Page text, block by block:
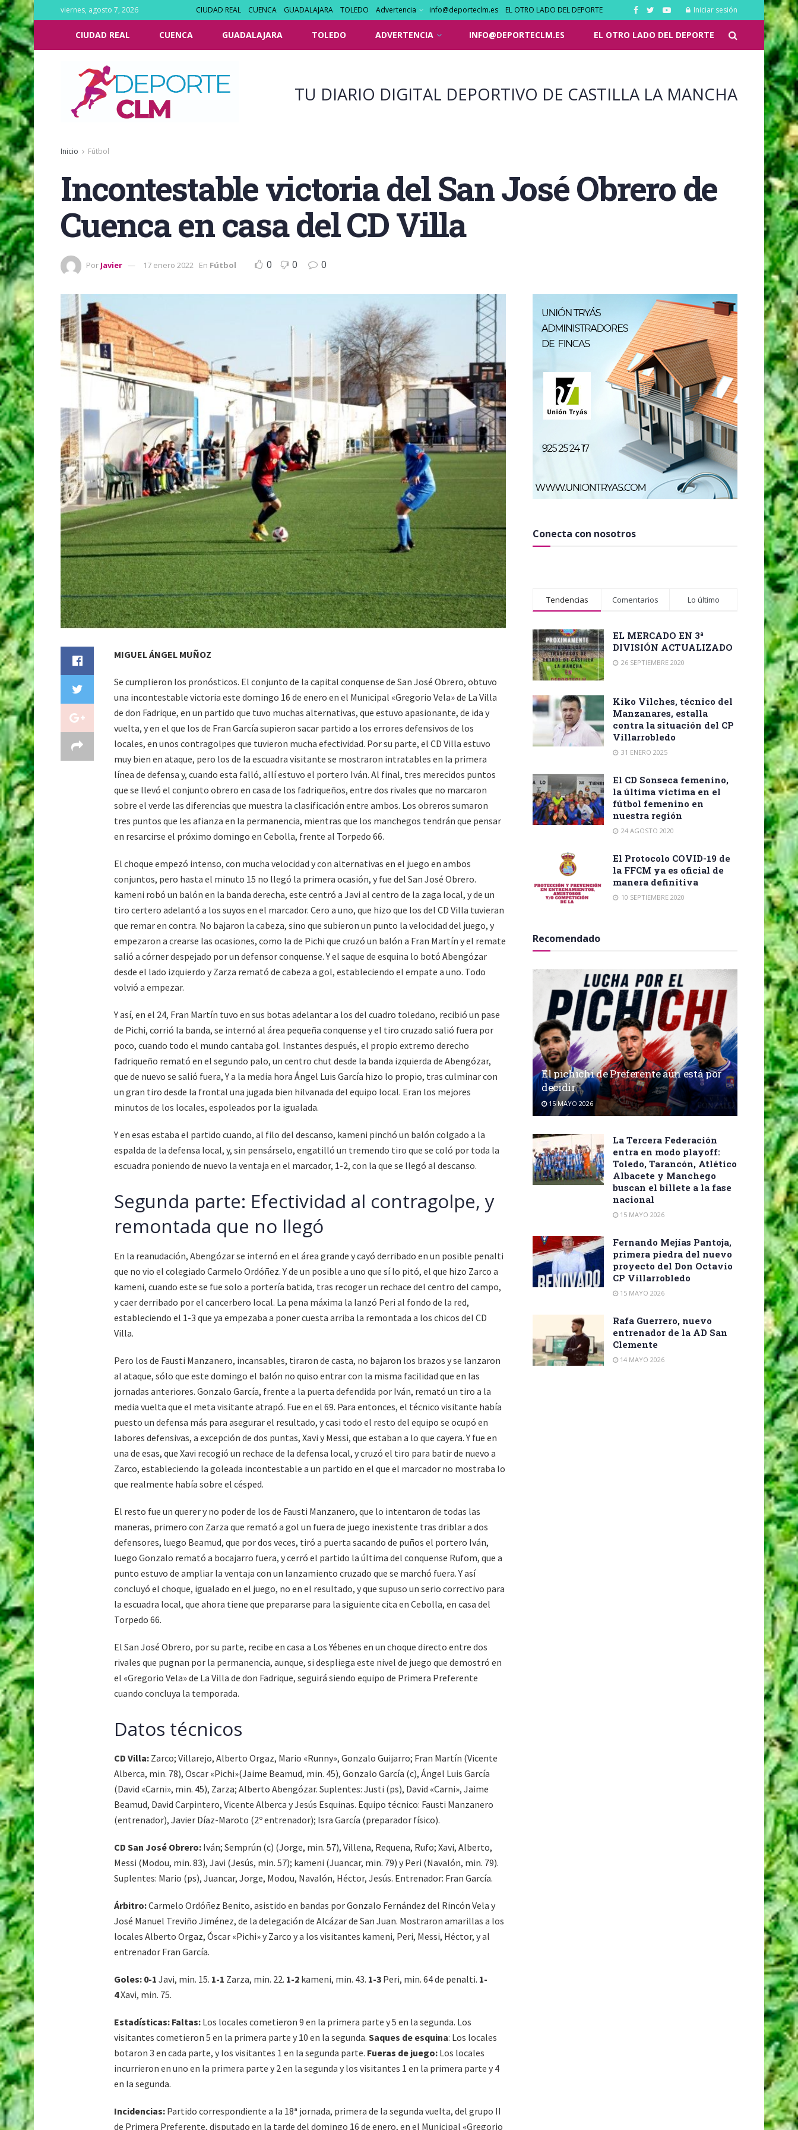
viernes, agosto 7, 2026 CIUDAD REAL CUENCA GUADALAJARA TOLEDO Advertencia info@deporteclm.es EL OTRO LADO DEL DEPORTE Iniciar sesión
CIUDAD REAL CUENCA GUADALAJARA TOLEDO ADVERTENCIA INFO@DEPORTECLM.ES EL OTRO LADO DEL DEPORTE
TU DIARIO DIGITAL DEPORTIVO DE CASTILLA LA MANCHA
Inicio Fútbol
Incontestable victoria del San José Obrero de
Cuenca en casa del CD Villa
Por Javier 17 enero 2022 En Fútbol 0 0 0
MIGUEL ÁNGEL MUÑOZ
Se cumplieron los pronósticos. El conjunto de la capital conquense de San José Obrero, obtuvo
una incontestable victoria este domingo 16 de enero en el Municipal «Gregorio Vela» de La Villa
de don Fadrique, en un partido que tuvo muchas alternativas, que estuvo apasionante, de ida y
vuelta, y en el que los de Fran García supieron sacar partido a los errores defensivos de los
locales, en unos contragolpes que tuvieron mucha efectividad. Por su parte, el CD Villa estuvo
muy bien en ataque, pero los de la escuadra visitante se mostraron intratables en la primera
línea de defensa y, cuando esta falló, allí estuvo el portero Iván. Al final, tres merecidos puntos
que se llevó el conjunto obrero en casa de los fadriqueños, entre dos rivales que no marcaron
sobre el verde las diferencias que muestra la clasificación entre ambos. Los obreros sumaron
tres puntos que les afianza en la permanencia, mientras que los manchegos tendrán que pensar
en resarcirse el próximo domingo en Cebolla, frente al Torpedo 66.
El choque empezó intenso, con mucha velocidad y con alternativas en el juego en ambos
conjuntos, pero hasta el minuto 15 no llegó la primera ocasión, y fue del San José Obrero.
kameni robó un balón en la banda derecha, este centró a Javi al centro de la zaga local, y de un
tiro certero adelantó a los suyos en el marcador. Cero a uno, que hizo que los del CD Villa tuvieran
que remar en contra. No bajaron la cabeza, sino que subieron un punto la velocidad del juego, y
empezaron a crearse las ocasiones, como la de Pichi que cruzó un balón a Fran Martín y el remate
salió a córner despejado por un defensor conquense. Y el saque de esquina lo botó Abengózar
desde el lado izquierdo y Zarza remató de cabeza a gol, estableciendo el empate a uno. Todo
volvió a empezar.
Y así, en el 24, Fran Martín tuvo en sus botas adelantar a los del cuadro toledano, recibió un pase
de Pichi, corrió la banda, se internó al área pequeña conquense y el tiro cruzado salió fuera por
poco, cuando todo el mundo cantaba gol. Instantes después, el propio extremo derecho
fadriqueño remató en el segundo palo, un centro chut desde la banda izquierda de Abengózar,
que de nuevo se salió fuera, Y a la media hora Ángel Luis García hizo lo propio, tras culminar con
un gran tiro desde la frontal una jugada bien hilvanada del equipo local. Eran los mejores
minutos de los locales, espoleados por la igualada.
Y en esas estaba el partido cuando, al filo del descanso, kameni pinchó un balón colgado a la
espalda de la defensa local, y, sin pensárselo, engatilló un tremendo tiro que se coló por toda la
escuadra poniendo de nuevo la ventaja en el marcador, 1-2, con la que se llegó al descanso.
Segunda parte: Efectividad al contragolpe, y
remontada que no llegó
En la reanudación, Abengózar se internó en el área grande y cayó derribado en un posible penalti
que no vio el colegiado Carmelo Ordóñez. Y de un posible a uno que sí lo pitó, el que hizo Zarco a
kameni, cuando este se fue solo a portería batida, tras recoger un rechace del centro del campo,
y caer derribado por el cancerbero local. La pena máxima la lanzó Peri al fondo de la red,
estableciendo el 1-3 que ya empezaba a poner cuesta arriba la remontada a los chicos del CD
Villa.
Pero los de Fausti Manzanero, incansables, tiraron de casta, no bajaron los brazos y se lanzaron
al ataque, sólo que este domingo el balón no quiso entrar con la misma facilidad que en las
jornadas anteriores. Gonzalo García, frente a la puerta defendida por Iván, remató un tiro a la
media vuelta que el meta visitante atrapó. Fue en el 69. Para entonces, el técnico visitante había
puesto un defensa más para asegurar el resultado, y casi todo el resto del equipo se ocupó en
labores defensivas, a excepción de dos puntas, Xavi y Messi, que estaban a lo que cayera. Y fue en
una de esas, que Xavi recogió un rechace de la defensa local, y cruzó el tiro para batir de nuevo a
Zarco, estableciendo la goleada incontestable a un partido en el que el marcador no mostraba lo
que realmente había sobre el césped.
El resto fue un querer y no poder de los de Fausti Manzanero, que lo intentaron de todas las
maneras, primero con Zarza que remató a gol un fuera de juego inexistente tras driblar a dos
defensores, luego Beamud, que por dos veces, tiró a puerta sacando de puños el portero Iván,
luego Gonzalo remató a bocajarro fuera, y cerró el partido la última del conquense Rufom, que a
punto estuvo de ampliar la ventaja con un lanzamiento cruzado que se marchó fuera. Y así
concluyó el choque, igualado en el juego, no en el resultado, y que supuso un serio correctivo para
la escuadra local, que ahora tiene que prepararse para la siguiente cita en Cebolla, en casa del
Torpedo 66.
El San José Obrero, por su parte, recibe en casa a Los Yébenes en un choque directo entre dos
rivales que pugnan por la permanencia, aunque, si despliega este nivel de juego que demostró en
el «Gregorio Vela» de La Villa de don Fadrique, seguirá siendo equipo de Primera Preferente
cuando concluya la temporada.
Datos técnicos
CD Villa: Zarco; Villarejo, Alberto Orgaz, Mario «Runny», Gonzalo Guijarro; Fran Martín (Vicente
Alberca, min. 78), Oscar «Pichi»(Jaime Beamud, min. 45), Gonzalo García (c), Ángel Luis García
(David «Carni», min. 45), Zarza; Alberto Abengózar. Suplentes: Justi (ps), David «Carni», Jaime
Beamud, David Carpintero, Vicente Alberca y Jesús Esquinas. Equipo técnico: Fausti Manzanero
(entrenador), Javier Díaz-Maroto (2º entrenador); Isra García (preparador físico).
CD San José Obrero: Iván; Semprún (c) (Jorge, min. 57), Villena, Requena, Rufo; Xavi, Alberto,
Messi (Modou, min. 83), Javi (Jesús, min. 57); kameni (Juancar, min. 79) y Peri (Navalón, min. 79).
Suplentes: Mario (ps), Juancar, Jorge, Modou, Navalón, Héctor, Jesús. Entrenador: Fran García.
Árbitro:Carmelo Ordóñez Benito, asistido en bandas por Gonzalo Fernández del Rincón Vela y
José Manuel Treviño Jiménez, de la delegación de Alcázar de San Juan. Mostraron amarillas a los
locales Alberto Orgaz, Óscar «Pichi» y Zarco y a los visitantes kameni, Peri, Messi, Héctor, y al
entrenador Fran García.
Goles: 0-1 Javi, min. 15. 1-1 Zarza, min. 22. 1-2 kameni, min. 43. 1-3 Peri, min. 64 de penalti. 1-
4Xavi, min. 75.
Estadísticas: Faltas: Los locales cometieron 9 en la primera parte y 5 en la segunda. Los
visitantes cometieron 5 en la primera parte y 10 en la segunda. Saques de esquina: Los locales
botaron 3 en cada parte, y los visitantes 1 en la segunda parte. Fueras de juego: Los locales
incurrieron en uno en la primera parte y 2 en la segunda y los visitantes 1 en la primera parte y 4
en la segunda.
Incidencias: Partido correspondiente a la 18ª jornada, primera de la segunda vuelta, del grupo II
de Primera Preferente, disputado en la tarde del domingo 16 de enero, en el Municipal «Gregorio
Conecta con nosotros
Tendencias Comentarios Lo último
EL MERCADO EN 3ª
DIVISIÓN ACTUALIZADO
26 SEPTIEMBRE 2020
Kiko Vilches, técnico del
Manzanares, estalla
contra la situación del CP
Villarrobledo
31 ENERO 2025
El CD Sonseca femenino,
la última victima en el
fútbol femenino en
nuestra región
24 AGOSTO 2020
El Protocolo COVID-19 de
la FFCM ya es oficial de
manera definitiva
10 SEPTIEMBRE 2020
Recomendado
El pichichi de Preferente aún está por
decidir
15 MAYO 2026
La Tercera Federación
entra en modo playoff:
Toledo, Tarancón, Atlético
Albacete y Manchego
buscan el billete a la fase
nacional
15 MAYO 2026
Fernando Mejías Pantoja,
primera piedra del nuevo
proyecto del Don Octavio
CP Villarrobledo
15 MAYO 2026
Rafa Guerrero, nuevo
entrenador de la AD San
Clemente
14 MAYO 2026